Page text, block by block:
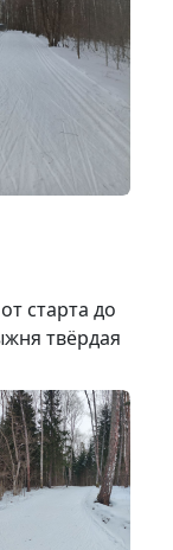
старта до
твёрдая